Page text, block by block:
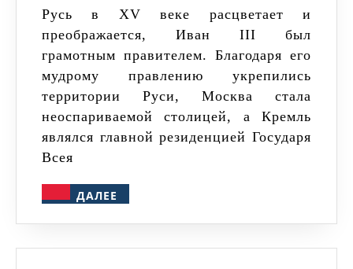
купить
за
рубль
во
времена
Ивана
Русь в XV веке расцветает и
преображается, Иван III был
грамотным правителем. Благодаря его
мудрому правлению укрепились
территории Руси, Москва стала
неоспариваемой столицей, а Кремль
являлся главной резиденцией Государя
Всея
ДАЛЕЕ